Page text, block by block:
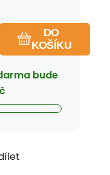
DO
KOŠÍKU
bude